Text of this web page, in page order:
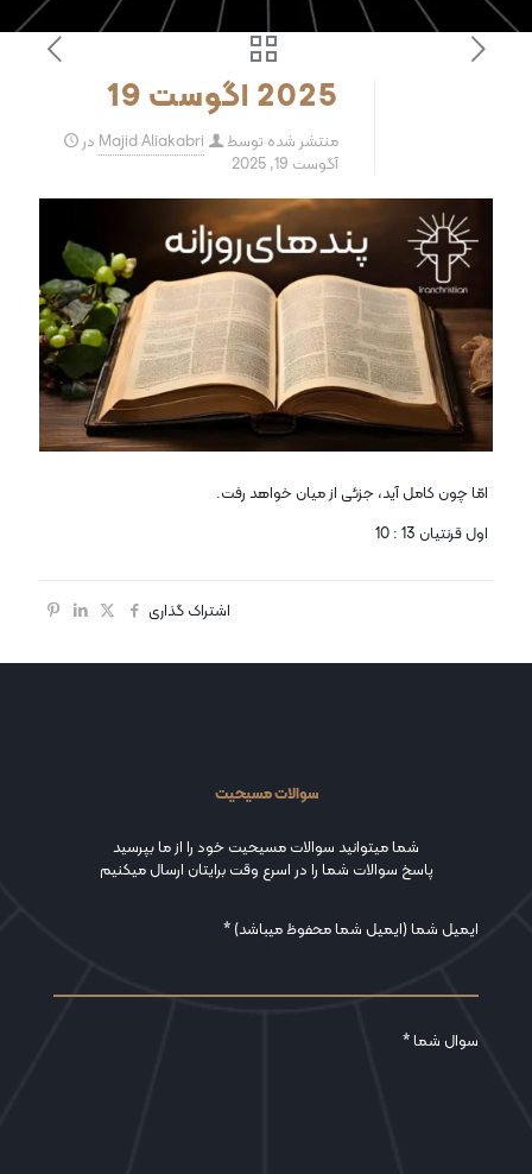
2025 اگوست 19
منتشر شده توسط Majid Aliakabri در
آگوست 19, 2025
امّا چون کامل آید، جزئی از میان خواهد رفت.
اول قرنتیان 13 : 10
اشتراک گذاری
سوالات مسیحیت
شما میتوانید سوالات مسیحیت خود را از ما بپرسید
پاسخ سوالات شما را در اسرع وقت برایتان ارسال میکنیم
ایمیل شما (ایمیل شما محفوظ میباشد) *
سوال شما *